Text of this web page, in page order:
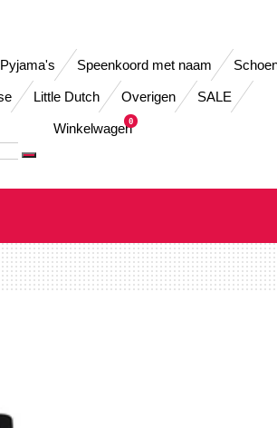
Speenkoord met naam
Little Dutch Overigen SALE
0
Winkelwagen